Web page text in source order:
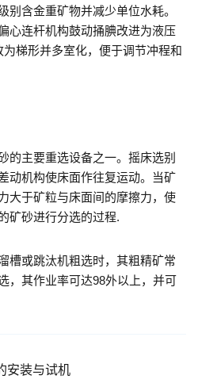
别含金重矿物并减少单位水耗。
心连杆机构鼓动捅腆改进为液压
梯形并多室化，便于调节冲程和
的主要重选设备之一。摇床选别
动机构使床面作往复运动。当矿
大于矿粒与床面间的摩擦力，使
矿砂进行分选的过程.
或跳汰机粗选时，其粗精矿常
，其作业率可达98外以上，并可
安装与试机